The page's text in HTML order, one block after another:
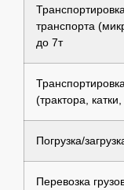
транспорта
до 7т
(трактора,
Погрузка/
Перевозка